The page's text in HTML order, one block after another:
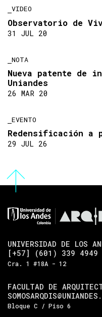
VIDEO
Observatorio de
31 JUL 20
NOTA
Nueva patente de
Uniandes
26 MAR 20
EVENTO
Redensificación a
29 JUL 26
UNIVERSIDAD DE LOS
[+57] (601) 339 4949
Cra. 1 #18A - 12
FACULTAD DE
Bloque C / Piso 6